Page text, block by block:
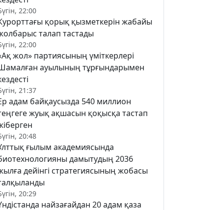
22:00
қорық қызметкерін жабайы
талап тастады
22:00
жол» партиясының үміткерлері
ауылының тұрғындарымен
21:37
адам байқаусызда 540 миллион
жуық ақшасын қоқысқа тастап
20:48
ғылым академиясында
дамытудың 2036
дейінгі стратегиясының жобасы
20:29
найзағайдан 20 адам қаза